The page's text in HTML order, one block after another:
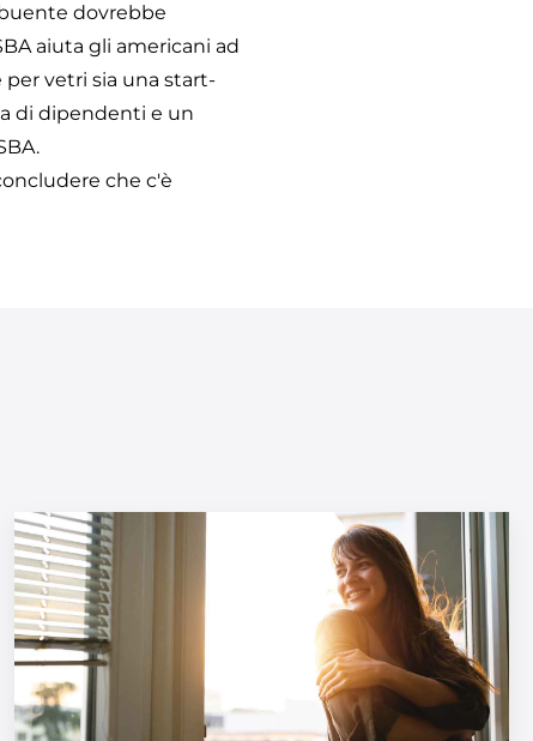
dovrebbe
aiuta gli americani ad
per vetri sia una start-
di dipendenti e un
che c'è